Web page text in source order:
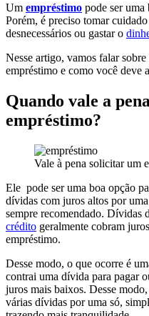
Um empréstimo pode ser uma
Porém, é preciso tomar
desnecessários ou gastar o
Nesse artigo, vamos falar
empréstimo e como você deve
Quando vale a
empréstimo?
Vale à pena solicitar um
Ele pode ser uma boa opção
dívidas com juros altos por
sempre recomendado. Dívidas
crédito geralmente cobram
empréstimo.
Desse modo, o que ocorre é
contrai uma dívida para pagar
juros mais baixos. Desse
várias dívidas por uma só,